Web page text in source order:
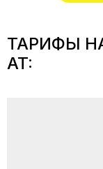
ТАРИФЫ
AT: